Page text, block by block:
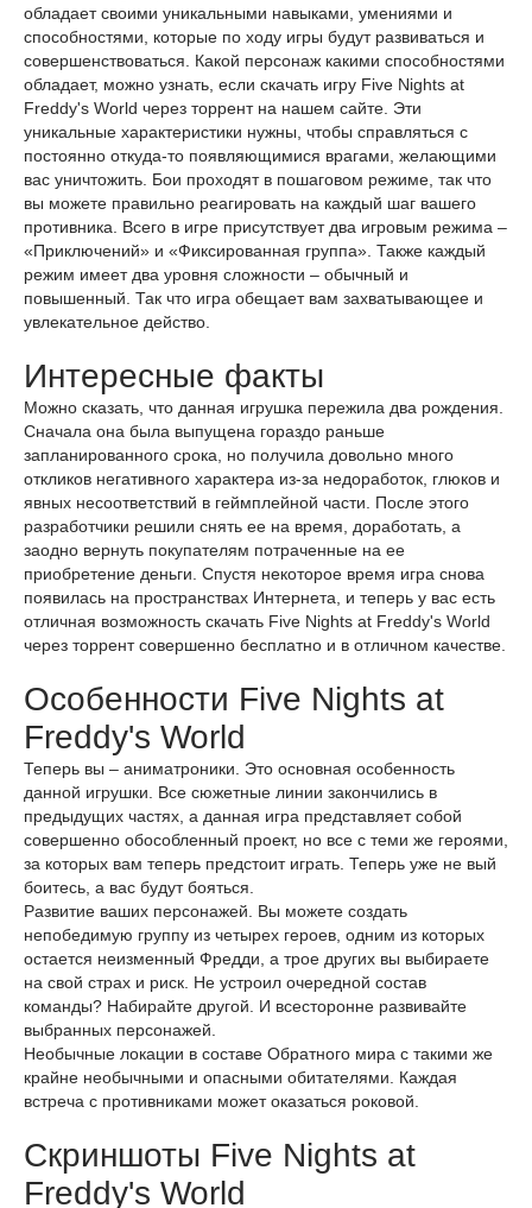
обладает своими уникальными навыками, умениями и
способностями, которые по ходу игры будут развиваться и
совершенствоваться. Какой персонаж какими способностями
обладает, можно узнать, если скачать игру Five Nights at
Freddy's World через торрент на нашем сайте. Эти
уникальные характеристики нужны, чтобы справляться с
постоянно откуда-то появляющимися врагами, желающими
вас уничтожить. Бои проходят в пошаговом режиме, так что
вы можете правильно реагировать на каждый шаг вашего
противника. Всего в игре присутствует два игровым режима –
«Приключений» и «Фиксированная группа». Также каждый
режим имеет два уровня сложности – обычный и
повышенный. Так что игра обещает вам захватывающее и
увлекательное действо.
Интересные факты
Можно сказать, что данная игрушка пережила два рождения.
Сначала она была выпущена гораздо раньше
запланированного срока, но получила довольно много
откликов негативного характера из-за недоработок, глюков и
явных несоответствий в геймплейной части. После этого
разработчики решили снять ее на время, доработать, а
заодно вернуть покупателям потраченные на ее
приобретение деньги. Спустя некоторое время игра снова
появилась на пространствах Интернета, и теперь у вас есть
отличная возможность скачать Five Nights at Freddy's World
через торрент совершенно бесплатно и в отличном качестве.
Особенности Five Nights at
Freddy's World
Теперь вы – аниматроники. Это основная особенность
данной игрушки. Все сюжетные линии закончились в
предыдущих частях, а данная игра представляет собой
совершенно обособленный проект, но все с теми же героями,
за которых вам теперь предстоит играть. Теперь уже не вый
боитесь, а вас будут бояться.
Развитие ваших персонажей. Вы можете создать
непобедимую группу из четырех героев, одним из которых
остается неизменный Фредди, а трое других вы выбираете
на свой страх и риск. Не устроил очередной состав
команды? Набирайте другой. И всесторонне развивайте
выбранных персонажей.
Необычные локации в составе Обратного мира с такими же
крайне необычными и опасными обитателями. Каждая
встреча с противниками может оказаться роковой.
Скриншоты Five Nights at
Freddy's World